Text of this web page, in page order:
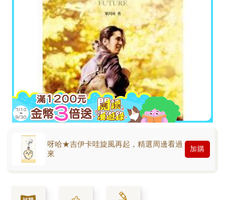
呀哈★吉伊卡哇旋風再起，精選周邊看過
來
加購